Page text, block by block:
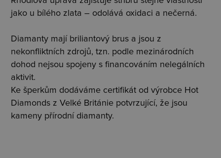
jako u bílého zlata – odolává oxidaci a nečerná.
Diamanty mají briliantový brus a jsou z
nekonfliktních zdrojů, tzn. podle mezinárodních
dohod nejsou spojeny s financováním nelegálních
aktivit.
Ke šperkům dodáváme certifikát od výrobce Hot
Diamonds z Velké Británie potvrzující, že jsou
kameny přírodní diamanty.